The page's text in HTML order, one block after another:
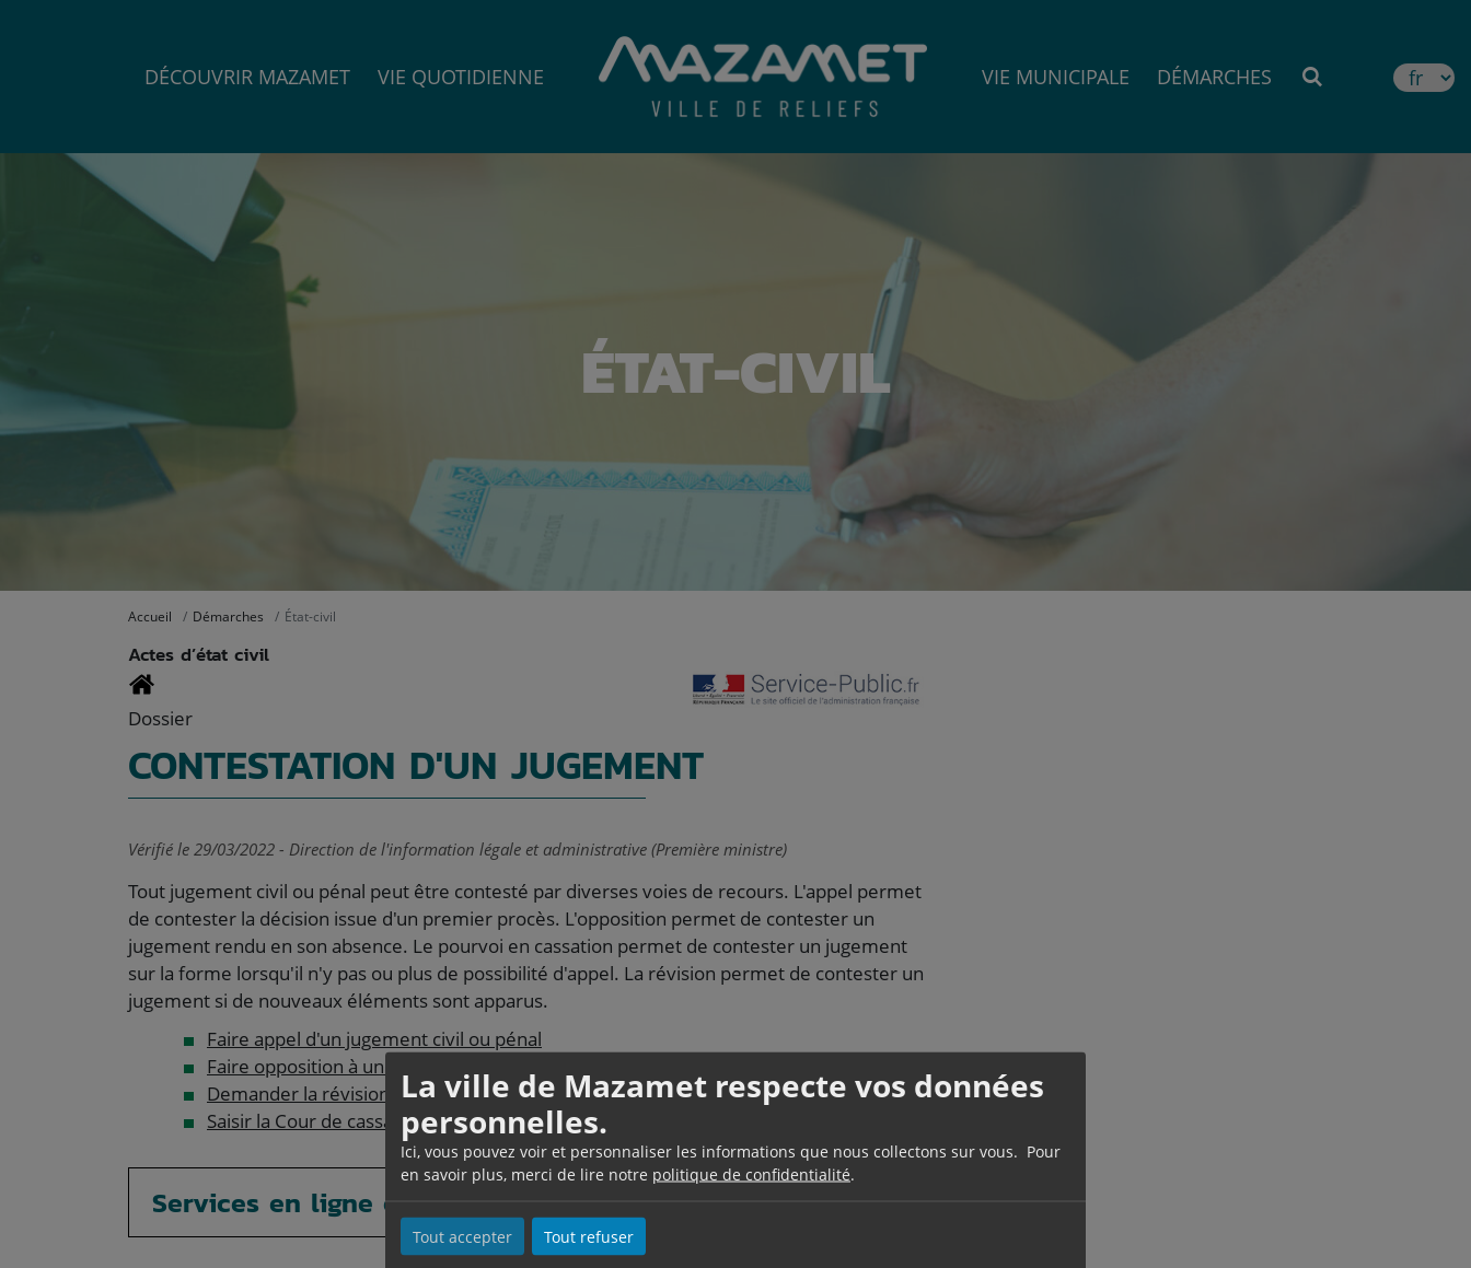
La ville de Mazamet respecte vos données
personnelles.
Ici, vous pouvez voir et personnaliser les informations que nous collectons sur vous. Pour
en savoir plus, merci de lire notre politique de confidentialité.
Tout accepter Tout refuser
DÉCOUVRIR MAZAMET VIE QUOTIDIENNE VIE MUNICIPALE DÉMARCHES MOTEUR DE
ÉTAT-CIVIL
Accueil Démarches État-civil
Actes d’état civil
Dossier
CONTESTATION D'UN JUGEMENT
Vérifié le 29/03/2022 - Direction de l'information légale et administrative (Première ministre)
Tout jugement civil ou pénal peut être contesté par diverses voies de recours. L'appel permet
de contester la décision issue d'un premier procès. L'opposition permet de contester un
jugement rendu en son absence. Le pourvoi en cassation permet de contester un jugement
sur la forme lorsqu'il n'y pas ou plus de possibilité d'appel. La révision permet de contester un
jugement si de nouveaux éléments sont apparus.
Faire appel d'un jugement civil ou pénal
Faire opposition à un jugement civil
Demander la révision d'une décision de justice
Saisir la Cour de cassation
Services en ligne et formulaires